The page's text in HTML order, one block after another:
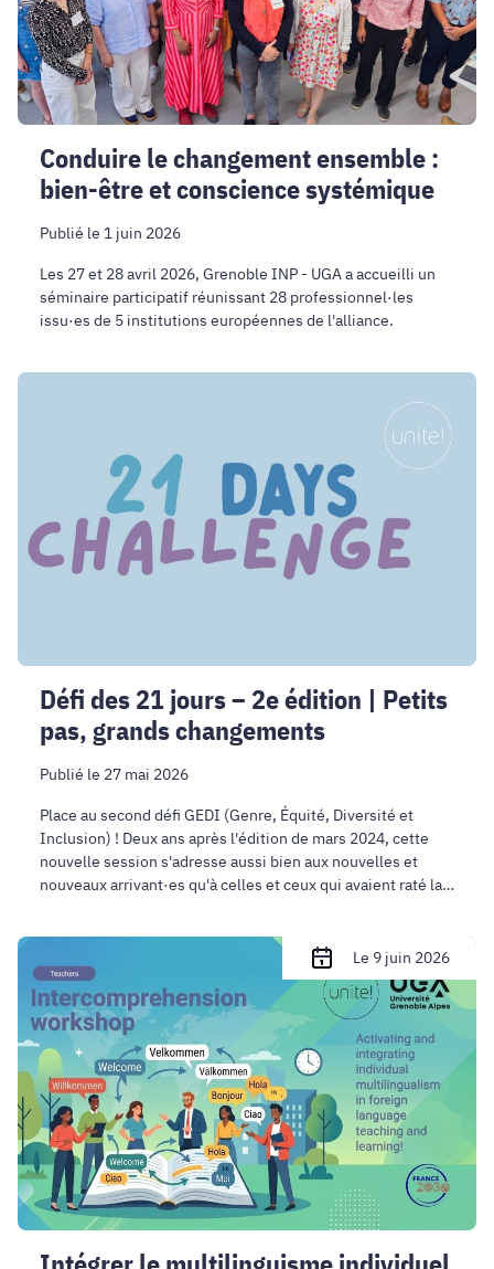
et
conscience
systémique
Conduire le changement ensemble :
bien-être et conscience systémique
Publié le 1 juin 2026
Les 27 et 28 avril 2026, Grenoble INP - UGA a accueilli un
séminaire participatif réunissant 28 professionnel·les
issu·es de 5 institutions européennes de l'alliance.
Défi
édition
changements
Défi des 21 jours – 2e édition | Petits
pas, grands changements
Publié le 27 mai 2026
Place au second défi GEDI (Genre, Équité, Diversité et
Inclusion) ! Deux ans après l'édition de mars 2024, cette
nouvelle session s'adresse aussi bien aux nouvelles et
nouveaux arrivant·es qu'à celles et ceux qui avaient raté la
Intégrer
le
multilinguisme
individuel
dans
l'apprentissage
des
langues
étrangères
Le 9 juin 2026